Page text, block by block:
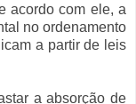
acordo com ele, a
no ordenamento
a partir de leis
a absorção de